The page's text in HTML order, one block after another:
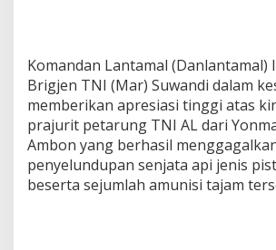
Komandan Lantamal (Danlantamal)
Brigjen TNI (Mar) Suwandi dalam
memberikan apresiasi tinggi atas
prajurit petarung TNI AL dari
Ambon yang berhasil
penyelundupan senjata api jenis
beserta sejumlah amunisi tajam